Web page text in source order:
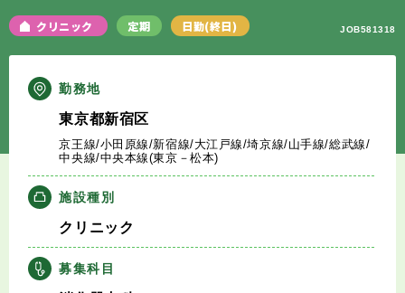
エージェントサービスTOP
サービスの流れ
キャリアアドバイザー紹介
医師の求人・転職Q&A
クリニック 定期 日勤(終日) JOB581318
勤務地
東京都新宿区
京王線/小田原線/新宿線/大江戸線/埼京線/山手線/総武線/
中央線/中央本線(東京－松本)
施設種別
クリニック
募集科目